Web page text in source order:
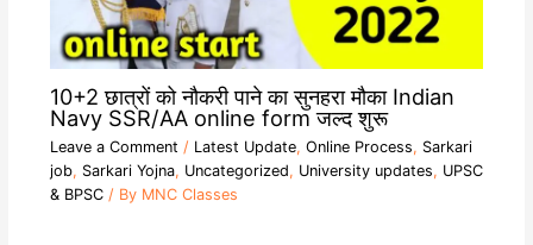
10+2 छात्रों को नौकरी पाने का सुनहरा मौका Indian
Navy SSR/AA online form जल्द शुरू
Leave a Comment / Latest Update, Online Process, Sarkari
job, Sarkari Yojna, Uncategorized, University updates, UPSC
& BPSC/ By MNC Classes